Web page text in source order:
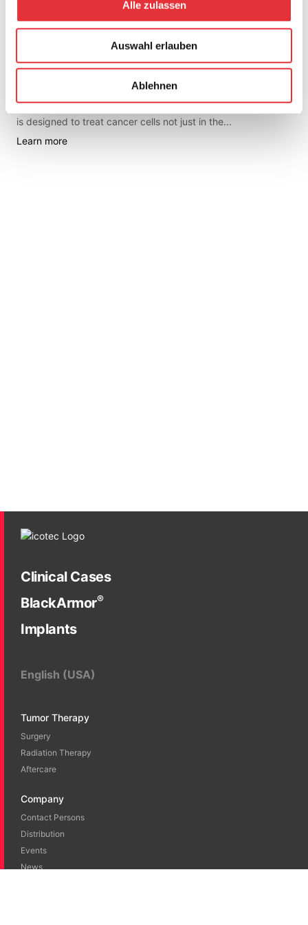
Alle zulassen
Auswahl erlauben
Ablehnen
4Henzen et al. (2022): Feasibility...
Learn more
Patients
Systemictherapy
chemotherapy,immunotherapy,or targetedtherapy,
is designed to treat cancer cells not just in the...
Learn more
Clinical Cases
BlackArmor®
Implants
English (USA)
Tumor Therapy
Surgery
Radiation Therapy
Aftercare
Company
Contact Persons
Distribution
Events
News